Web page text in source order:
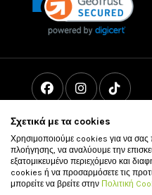
Σχετικά με τα cookies
Χρησιμοποιούμε cookies για να σας
πλοήγησης, να αναλύουμε την
εξατομικευμένο περιεχόμενο και
cookies ή να προσαρμόσετε τις
μπορείτε να βρείτε στην Πολιτική